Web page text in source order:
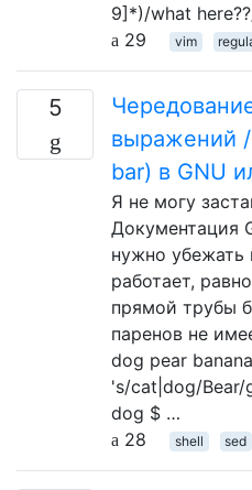
9]*)/what
29
vim
5
выражений /
bar) в GNU
Я не могу
Документация
нужно убежать
работает,
прямой трубы
паренов не
dog pear
's/cat|dog/Bear/
dog $ …
28
shell sed